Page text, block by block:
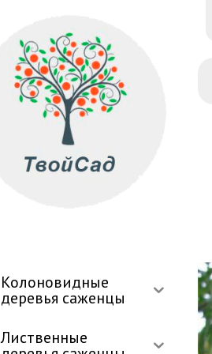
Колоновидные
деревья саженцы
Лиственные